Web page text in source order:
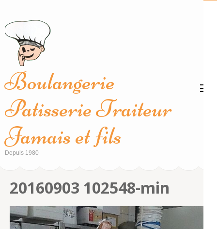
contenu
(Pressez
Entrée)
Boulangerie
Patisserie Traiteur
Jamais et fils
Depuis 1980
20160903 102548-min